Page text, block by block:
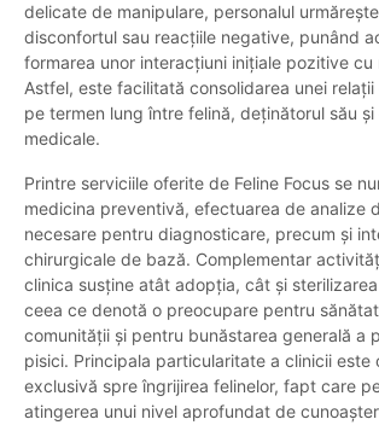
delicate de manipulare, personalul
disconfortul sau reacțiile negative, punând
formarea unor interacțiuni inițiale pozitive cu
Astfel, este facilitată consolidarea unei
pe termen lung între felină, deținătorul său
medicale.
Printre serviciile oferite de Feline Focus se
medicina preventivă, efectuarea de analize
necesare pentru diagnosticare, precum și
chirurgicale de bază. Complementar
clinica susține atât adopția, cât și
ceea ce denotă o preocupare pentru
comunității și pentru bunăstarea generală a
pisici. Principala particularitate a clinicii este
exclusivă spre îngrijirea felinelor, fapt care
atingerea unui nivel aprofundat de